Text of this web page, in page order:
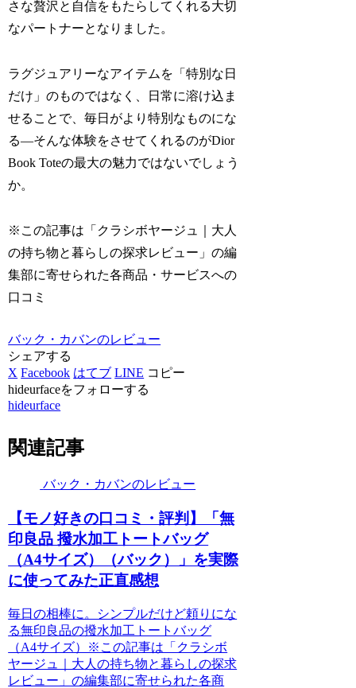
さな贅沢と自信をもたらしてくれる大切
なパートナーとなりました。
ラグジュアリーなアイテムを「特別な日
だけ」のものではなく、日常に溶け込ま
せることで、毎日がより特別なものにな
る—そんな体験をさせてくれるのがDior
Book Toteの最大の魅力ではないでしょう
か。
※この記事は「クラシボヤージュ｜大人
の持ち物と暮らしの探求レビュー」の編
集部に寄せられた各商品・サービスへの
口コミ
バック・カバンのレビュー
シェアする
X Facebook はてブ LINE コピー
hideurfaceをフォローする
hideurface
関連記事
バック・カバンのレビュー
【モノ好きの口コミ・評判】「無
印良品 撥水加工トートバッグ
（A4サイズ）（バック）」を実際
に使ってみた正直感想
毎日の相棒に。シンプルだけど頼りにな
る無印良品の撥水加工トートバッグ
（A4サイズ）※この記事は「クラシボ
ヤージュ｜大人の持ち物と暮らしの探求
レビュー」の編集部に寄せられた各商